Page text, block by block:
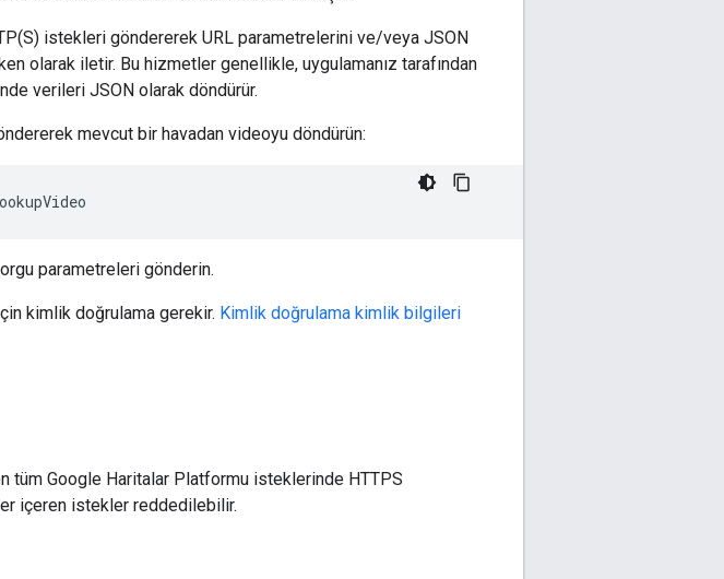
istekleri göndererek URL parametrelerini ve/veya JSON
olarak iletir. Bu hizmetler genellikle, uygulamanız tarafından
verileri JSON olarak döndürür.
mevcut bir havadan videoyu döndürün:
parametreleri gönderin.
kimlik doğrulama gerekir. Kimlik doğrulama kimlik bilgileri
tüm Google Haritalar Platformu isteklerinde HTTPS
içeren istekler reddedilebilir.